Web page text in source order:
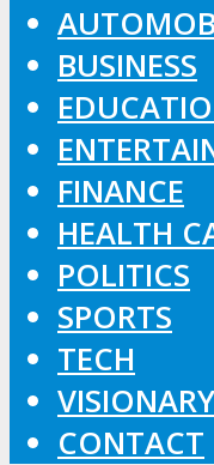
BUSINESS
FINANCE
HEALTH
POLITICS
SPORTS
TECH
CONTACT